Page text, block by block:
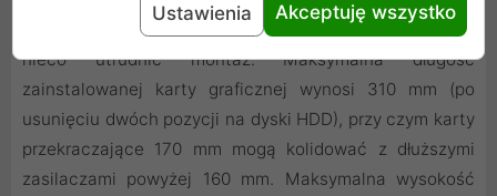
z portami SATA ustawionymi pod kątem 90 stopni mogą
nieco utrudnić montaż. Maksymalna długość
zainstalowanej karty graficznej wynosi 310 mm (po
usunięciu dwóch pozycji na dyski HDD), przy czym karty
przekraczające 170 mm mogą kolidować z dłuższymi
zasilaczami powyżej 160 mm. Maksymalna wysokość
Ustawienia Akceptuję wszystko